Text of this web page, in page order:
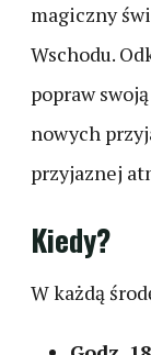
magiczny
Wschodu.
popraw
nowych
przyjaznej
Kiedy?
W każdą